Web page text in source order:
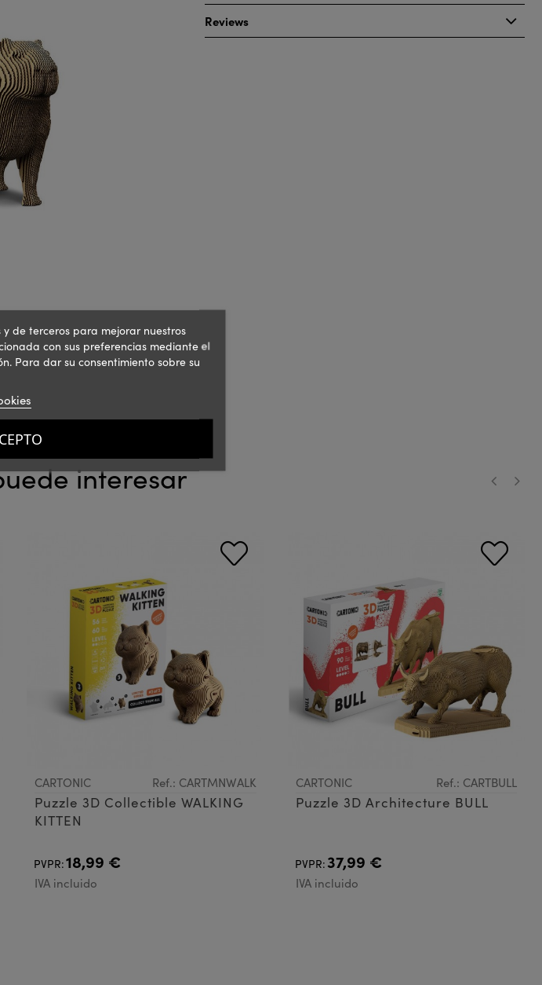
Reviews
interesar
CARTONIC Ref.: CARTMNWALK
Puzzle 3D Collectible WALKING
KITTEN
PVPR:18,99 €
IVA incluido
CARTONIC Ref.: CARTBULL
Puzzle 3D Architecture BULL
PVPR:37,99 €
IVA incluido
de terceros para mejorar nuestros
con sus preferencias mediante el
Para dar su consentimiento sobre su